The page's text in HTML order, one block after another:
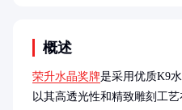
概述
荣升水晶奖牌是采用优质K9
以其高透光性和精致雕刻工